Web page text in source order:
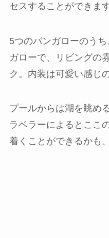
セスすることができます
5つのバンガローのう
ガローで、リビングの
ク。内装は可愛い感じ
プールからは湖を眺め
ラベラーによるとここ
着くことができるかも